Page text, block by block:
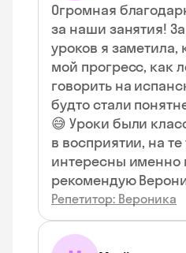
Огромная
за наши занятия!
уроков я заметила,
мой прогресс, как
говорить на
будто стали
😅 Уроки были
в восприятии, на
интересны именно
рекомендую
Репетитор: Вероника